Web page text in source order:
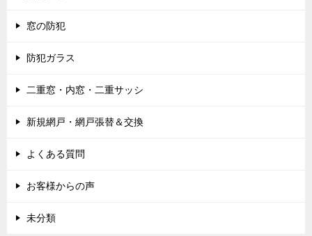
窓の防犯
防犯ガラス
二重窓・内窓・二重サッシ
新規網戸・網戸張替＆交換
よくある質問
お客様からの声
未分類